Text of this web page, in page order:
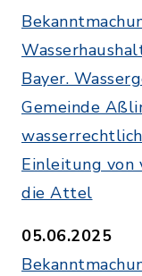
Bayer.
Gemeinde
Einleitung von
die Attel
05.06.2025